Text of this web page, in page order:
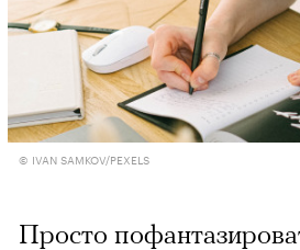
© IVAN SAMKOV/PEXELS
Просто